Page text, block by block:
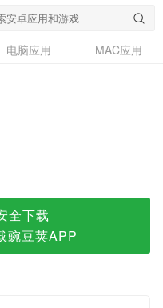
电脑应用
MAC应用
全下载
豌豆荚APP